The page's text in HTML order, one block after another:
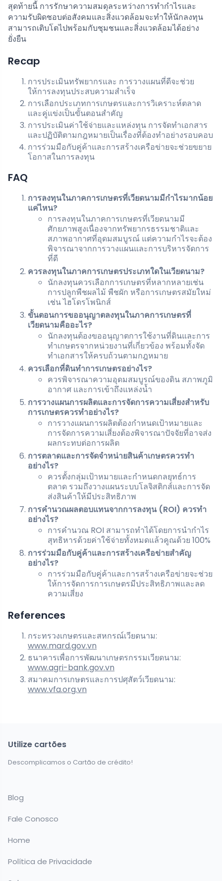
สุดท้ายนี้ การรักษาความสมดุลระหว่างการทำกำไรและ
ความรับผิดชอบต่อสังคมและสิ่งแวดล้อมจะทำให้นักลงทุน
สามารถเติบโตไปพร้อมกับชุมชนและสิ่งแวดล้อมได้อย่าง
ยั่งยืน
Recap
การประเมินทรัพยากรและ การวางแผนที่ดีจะช่วย
ให้การลงทุนประสบความสำเร็จ
การเลือกประเภทการเกษตรและการวิเคราะห์ตลาด
และคู่แข่งเป็นขั้นตอนสำคัญ
การประเมินค่าใช้จ่ายและแหล่งทุน การจัดทำเอกสาร
และปฏิบัติตามกฎหมายเป็นเรื่องที่ต้องทำอย่างรอบคอบ
การร่วมมือกับคู่ค้าและการสร้างเครือข่ายจะช่วยขยาย
โอกาสในการลงทุน
FAQ
การลงทุนในภาคการเกษตรที่เวียดนามมีกำไรมากน้อย
แค่ไหน?
การลงทุนในภาคการเกษตรที่เวียดนามมี
ศักยภาพสูงเนื่องจากทรัพยากรธรรมชาติและ
สภาพอากาศที่อุดมสมบูรณ์ แต่ความกำไรจะต้อง
พิจารณาจากการวางแผนและการบริหารจัดการ
ที่ดี
ควรลงทุนในภาคการเกษตรประเภทใดในเวียดนาม?
นักลงทุนควรเลือกการเกษตรที่หลากหลายเช่น
การปลูกพืชผลไม้ พืชผัก หรือการเกษตรสมัยใหม่
เช่น ไฮโดรโพนิกส์
ขั้นตอนการขออนุญาตลงทุนในภาคการเกษตรที่
เวียดนามคืออะไร?
นักลงทุนต้องขออนุญาตการใช้งานที่ดินและการ
ทำเกษตรจากหน่วยงานที่เกี่ยวข้อง พร้อมทั้งจัด
ทำเอกสารให้ครบถ้วนตามกฎหมาย
ควรเลือกที่ดินทำการเกษตรอย่างไร?
ควรพิจารณาความอุดมสมบูรณ์ของดิน สภาพภูมิ
อากาศ และการเข้าถึงแหล่งน้ำ
การวางแผนการผลิตและการจัดการความเสี่ยงสำหรับ
การเกษตรควรทำอย่างไร?
การวางแผนการผลิตต้องกำหนดเป้าหมายและ
การจัดการความเสี่ยงต้องพิจารณาปัจจัยที่อาจส่ง
ผลกระทบต่อการผลิต
การตลาดและการจัดจำหน่ายสินค้าเกษตรควรทำ
อย่างไร?
ควรตั้งกลุ่มเป้าหมายและกำหนดกลยุทธ์การ
ตลาด รวมถึงวางแผนระบบโลจิสติกส์และการจัด
ส่งสินค้าให้มีประสิทธิภาพ
การคำนวณผลตอบแทนจากการลงทุน (ROI) ควรทำ
อย่างไร?
การคำนวณ ROI สามารถทำได้โดยการนำกำไร
สุทธิหารด้วยค่าใช้จ่ายทั้งหมดแล้วคูณด้วย 100%
การร่วมมือกับคู่ค้าและการสร้างเครือข่ายสำคัญ
อย่างไร?
การร่วมมือกับคู่ค้าและการสร้างเครือข่ายจะช่วย
ให้การจัดการการเกษตรมีประสิทธิภาพและลด
ความเสี่ยง
References
กระทรวงเกษตรและสหกรณ์เวียดนาม:
www.mard.gov.vn
ธนาคารเพื่อการพัฒนาเกษตรกรรมเวียดนาม:
www.agri-bank.gov.vn
สมาคมการเกษตรและการปศุสัตว์เวียดนาม:
www.vfa.org.vn
Utilize cartões
Descomplicamos o Cartão de crédito!
Blog
Fale Conosco
Home
Política de Privacidade